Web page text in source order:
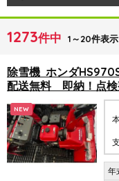
1273件中 1～20件表示
除雪機 ホンダ
配送無料 即納！点検
NEW